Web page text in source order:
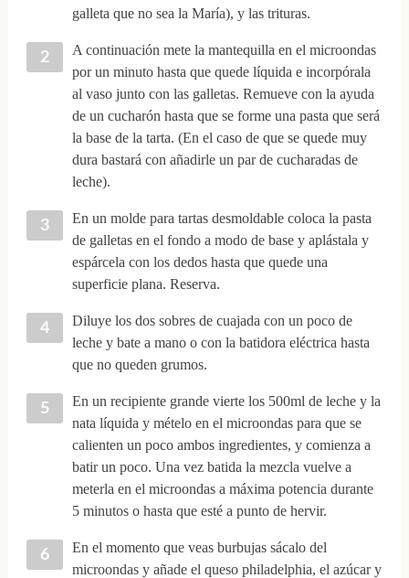
galleta que no sea la María), y las trituras.
A continuación mete la mantequilla en el microondas
por un minuto hasta que quede líquida e incorpórala
al vaso junto con las galletas. Remueve con la ayuda
de un cucharón hasta que se forme una pasta que será
la base de la tarta. (En el caso de que se quede muy
dura bastará con añadirle un par de cucharadas de
leche).
En un molde para tartas desmoldable coloca la pasta
de galletas en el fondo a modo de base y aplástala y
espárcela con los dedos hasta que quede una
superficie plana. Reserva.
Diluye los dos sobres de cuajada con un poco de
leche y bate a mano o con la batidora eléctrica hasta
que no queden grumos.
En un recipiente grande vierte los 500ml de leche y la
nata líquida y mételo en el microondas para que se
calienten un poco ambos ingredientes, y comienza a
batir un poco. Una vez batida la mezcla vuelve a
meterla en el microondas a máxima potencia durante
5 minutos o hasta que esté a punto de hervir.
En el momento que veas burbujas sácalo del
microondas y añade el queso philadelphia, el azúcar y